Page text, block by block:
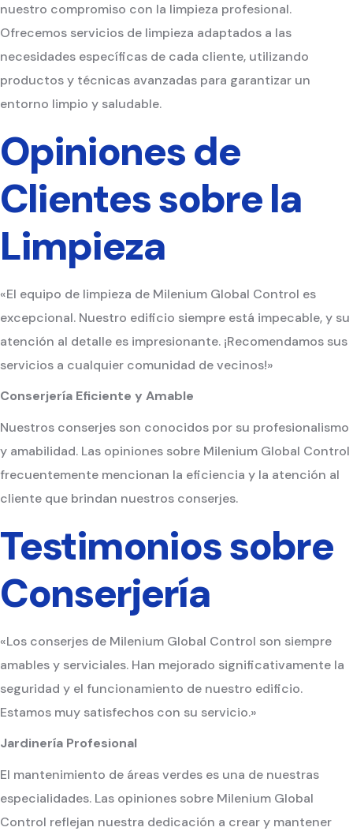
nuestro compromiso con la limpieza profesional.
Ofrecemos servicios de limpieza adaptados a las
necesidades específicas de cada cliente, utilizando
productos y técnicas avanzadas para garantizar un
entorno limpio y saludable.
Opiniones de
Clientes sobre la
Limpieza
«El equipo de limpieza de Milenium Global Control es
excepcional. Nuestro edificio siempre está impecable, y su
atención al detalle es impresionante. ¡Recomendamos sus
servicios a cualquier comunidad de vecinos!»
Conserjería Eficiente y Amable
Nuestros conserjes son conocidos por su profesionalismo
y amabilidad. Las opiniones sobre Milenium Global Control
frecuentemente mencionan la eficiencia y la atención al
cliente que brindan nuestros conserjes.
Testimonios sobre
Conserjería
«Los conserjes de Milenium Global Control son siempre
amables y serviciales. Han mejorado significativamente la
seguridad y el funcionamiento de nuestro edificio.
Estamos muy satisfechos con su servicio.»
Jardinería Profesional
El mantenimiento de áreas verdes es una de nuestras
especialidades. Las opiniones sobre Milenium Global
Control reflejan nuestra dedicación a crear y mantener